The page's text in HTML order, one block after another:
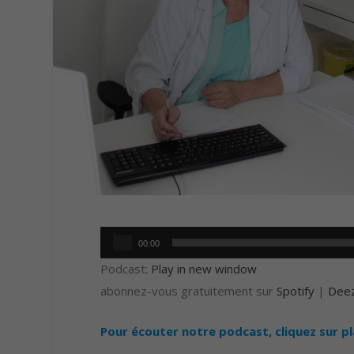
Lecteur
audio
00:00
Podcast: Play in new window
abonnez-vous gratuitement sur Spotify |
Pour écouter notre podcast, cliquez sur